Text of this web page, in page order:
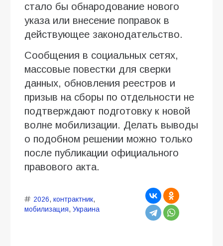
стало бы обнародование нового
указа или внесение поправок в
действующее законодательство.
Сообщения в социальных сетях,
массовые повестки для сверки
данных, обновления реестров и
призыв на сборы по отдельности не
подтверждают подготовку к новой
волне мобилизации. Делать выводы
о подобном решении можно только
после публикации официального
правового акта.
2026, контрактник,
мобилизация, Украина